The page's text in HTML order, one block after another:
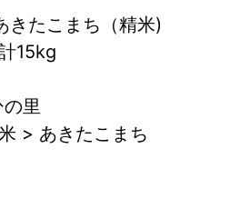
きたこまち（精米)
15kg
里
> あきたこまち